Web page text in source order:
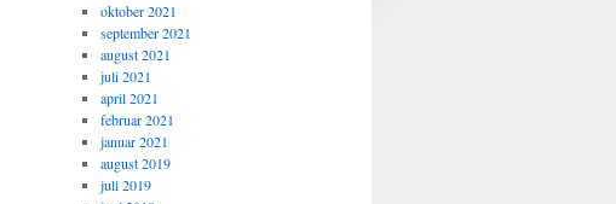
oktober 2021
september 2021
august 2021
juli 2021
april 2021
februar 2021
januar 2021
august 2019
juli 2019